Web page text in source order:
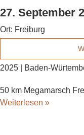
27. September
Ort: Freiburg
2025 | Baden-
50 km Megamarsch
Weiterlesen »